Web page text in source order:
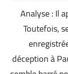
Analyse : Il
Toutefois,
déception à